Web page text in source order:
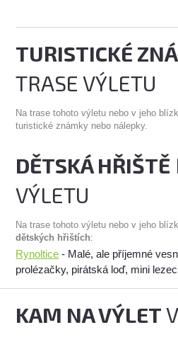
TURISTICKÉ
TRASE VÝLETU
Na trase tohoto výletu nebo v jeho
turistické známky nebo nálepky.
DĚTSKÁ HŘIŠTĚ
VÝLETU
Na trase tohoto výletu nebo v jeho
dětských hřištích:
Rynoltice - Malé, ale příjemné
prolézačky, pirátská loď, mini
KAM NA VÝLET